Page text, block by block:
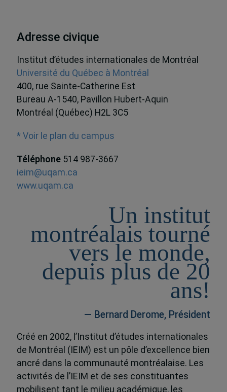
Adresse civique
Institut d’études internationales de Montréal
Université du Québec à Montréal
400, rue Sainte-Catherine Est
Bureau A-1540, Pavillon Hubert-Aquin
Montréal (Québec) H2L 3C5
* Voir le plan du campus
Téléphone 514 987-3667
ieim@uqam.ca
www.uqam.ca
Un institut
montréalais tourné
vers le monde,
depuis plus de 20
ans!
— Bernard Derome, Président
Créé en 2002, l’Institut d’études internationales
de Montréal (IEIM) est un pôle d’excellence bien
ancré dans la communauté montréalaise. Les
activités de l’IEIM et de ses constituantes
mobilisent tant le milieu académique, les